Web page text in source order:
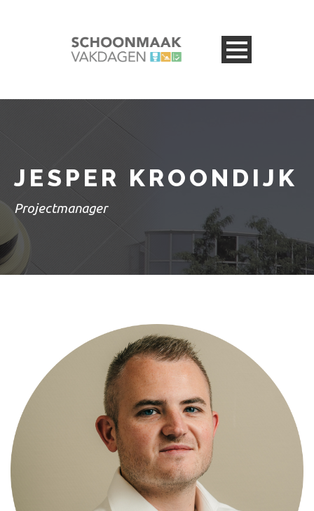
JESPER KROONDIJK
Projectmanager